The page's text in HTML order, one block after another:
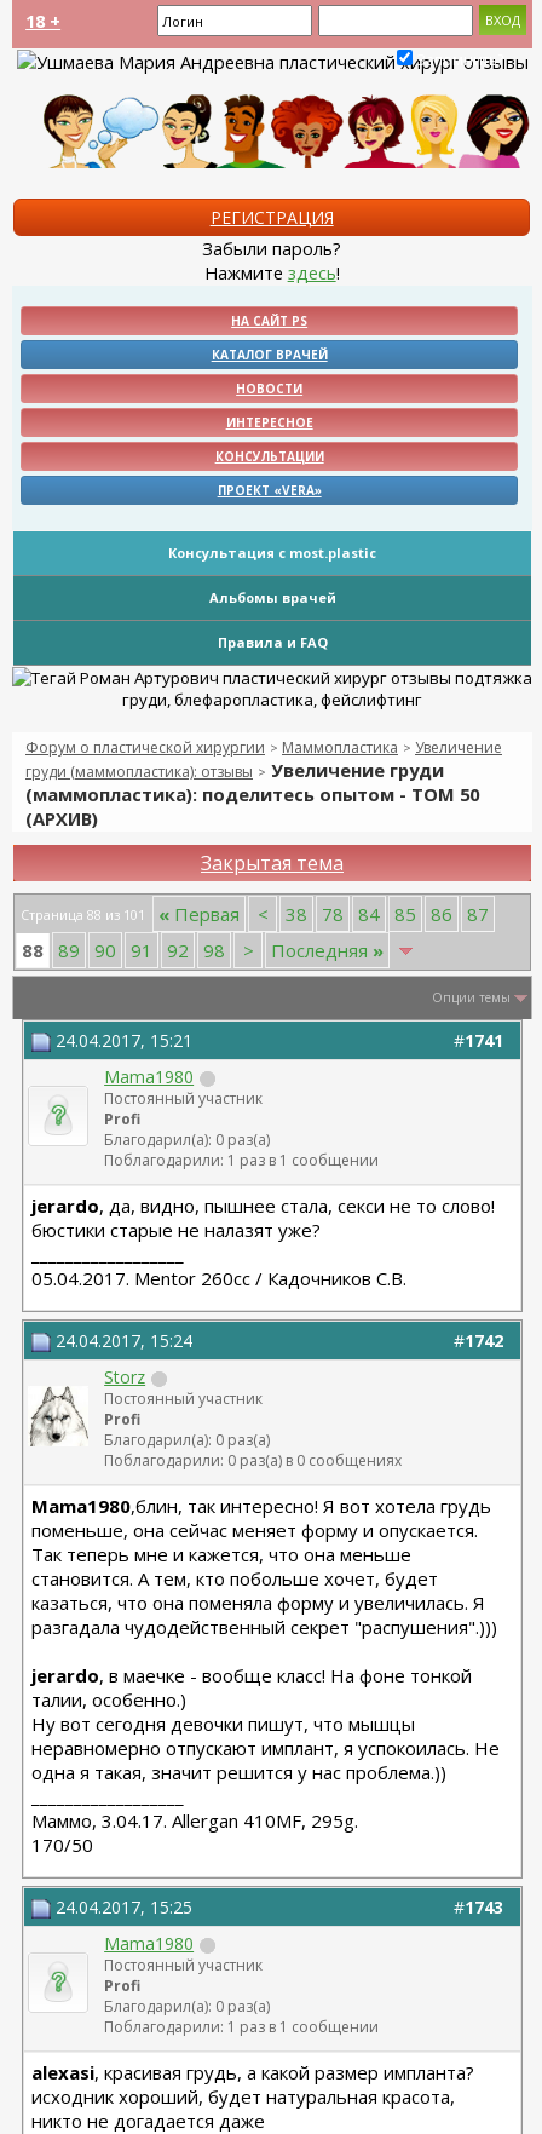
18 +
Запомнить?
РЕГИСТРАЦИЯ
Забыли пароль?
Нажмите здесь!
НА САЙТ PS
КАТАЛОГ ВРАЧЕЙ
НОВОСТИ
ИНТЕРЕСНОЕ
КОНСУЛЬТАЦИИ
ПРОЕКТ «VERA»
Консультация с most.plastic
Альбомы врачей
Правила и FAQ
Форум о пластической хирургии > Маммопластика > Увеличение
груди (маммопластика): отзывы > Увеличение груди
(маммопластика): поделитесь опытом - ТОМ 50
(АРХИВ)
Закрытая тема
Страница 88 из 101 « Первая < 38 78 84 85 86
87
88 89 90 91 92 98 > Последняя »
Опции темы
#1741
24.04.2017, 15:21
Mama1980
Постоянный участник
Profi
Благодарил(а): 0 раз(а)
Поблагодарили: 1 раз в 1 сообщении
jerardo, да, видно, пышнее стала, секси не то слово!
бюстики старые не налазят уже?
05.04.2017. Mentor 260cc / Кадочников С.В.
#1742
24.04.2017, 15:24
Storz
Постоянный участник
Profi
Благодарил(а): 0 раз(а)
Поблагодарили: 0 раз(а) в 0 сообщениях
Mama1980,блин, так интересно! Я вот хотела грудь
поменьше, она сейчас меняет форму и опускается.
Так теперь мне и кажется, что она меньше
становится. А тем, кто побольше хочет, будет
казаться, что она поменяла форму и увеличилась. Я
разгадала чудодейственный секрет "распушения".)))
jerardo, в маечке - вообще класс! На фоне тонкой
талии, особенно.)
Ну вот сегодня девочки пишут, что мышцы
неравномерно отпускают имплант, я успокоилась. Не
одна я такая, значит решится у нас проблема.))
Маммо, 3.04.17. Allergan 410MF, 295g.
170/50
#1743
24.04.2017, 15:25
Mama1980
Постоянный участник
Profi
Благодарил(а): 0 раз(а)
Поблагодарили: 1 раз в 1 сообщении
alexasi, красивая грудь, а какой размер импланта?
исходник хороший, будет натуральная красота,
никто не догадается даже